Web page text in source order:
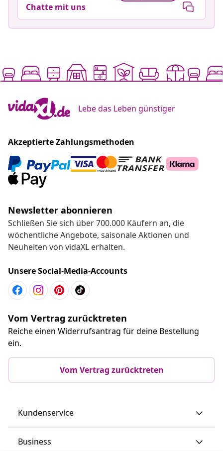
Chatte mit uns
Lebe das Leben günstiger
Akzeptierte Zahlungsmethoden
Newsletter abonnieren
Schließen Sie sich über 700.000 Käufern an, die
wöchentliche Angebote, saisonale Aktionen und
Neuheiten von vidaXL erhalten.
Unsere Social-Media-Accounts
Vom Vertrag zurücktreten
Reiche einen Widerrufsantrag für deine Bestellung
ein.
Vom Vertrag zurücktreten
Kundenservice
Business